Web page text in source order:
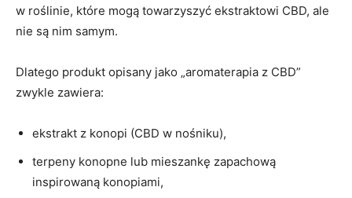
w roślinie, które mogą towarzyszyć ekstraktowi CBD, ale
nie są nim samym.
Dlatego produkt opisany jako „aromaterapia z CBD”
zwykle zawiera:
ekstrakt z konopi (CBD w nośniku),
terpeny konopne lub mieszankę zapachową
inspirowaną konopiami,